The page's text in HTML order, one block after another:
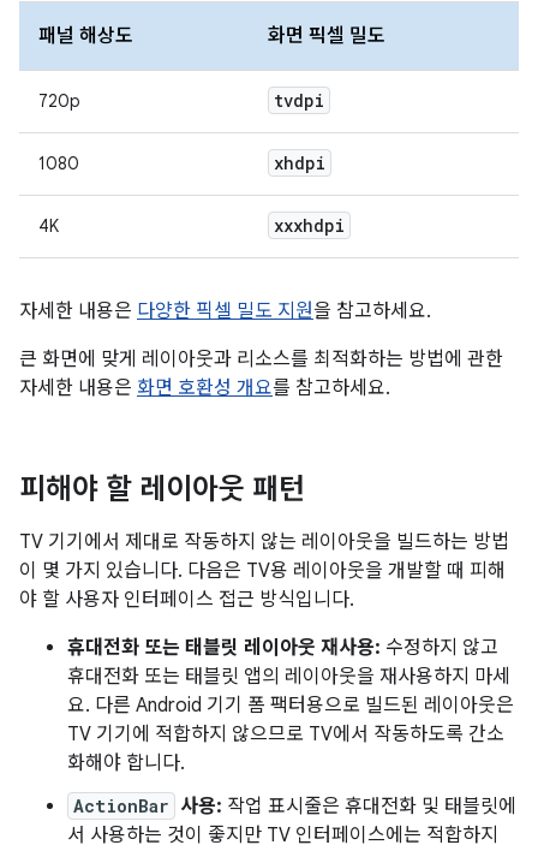
패널 해상도 화면 픽셀 밀도
720p tvdpi
1080 xhdpi
4K xxxhdpi
자세한 내용은 다양한 픽셀 밀도 지원을 참고하세요.
큰 화면에 맞게 레이아웃과 리소스를 최적화하는 방법에 관한
자세한 내용은 화면 호환성 개요를 참고하세요.
피해야 할 레이아웃 패턴
TV 기기에서 제대로 작동하지 않는 레이아웃을 빌드하는 방법
이 몇 가지 있습니다. 다음은 TV용 레이아웃을 개발할 때 피해
야 할 사용자 인터페이스 접근 방식입니다.
휴대전화 또는 태블릿 레이아웃 재사용: 수정하지 않고
휴대전화 또는 태블릿 앱의 레이아웃을 재사용하지 마세
요. 다른 Android 기기 폼 팩터용으로 빌드된 레이아웃은
TV 기기에 적합하지 않으므로 TV에서 작동하도록 간소
화해야 합니다.
ActionBar 사용: 작업 표시줄은 휴대전화 및 태블릿에
서 사용하는 것이 좋지만 TV 인터페이스에는 적합하지